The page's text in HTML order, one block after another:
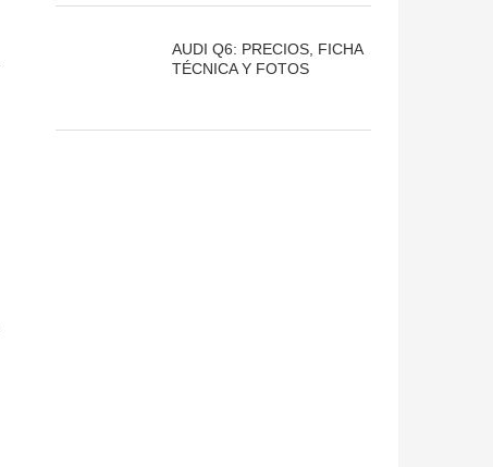
AUDI Q6: PRECIOS, FICHA
TÉCNICA Y FOTOS